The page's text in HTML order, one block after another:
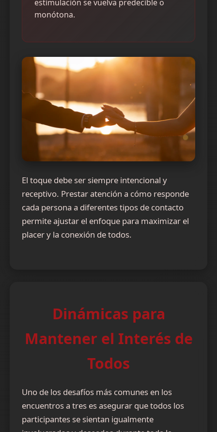
estimulación se vuelva predecible o
monótona.
El toque debe ser siempre intencional y
receptivo. Prestar atención a cómo responde
cada persona a diferentes tipos de contacto
permite ajustar el enfoque para maximizar el
placer y la conexión de todos.
Dinámicas para
Mantener el Interés de
Todos
Uno de los desafíos más comunes en los
encuentros a tres es asegurar que todos los
participantes se sientan igualmente